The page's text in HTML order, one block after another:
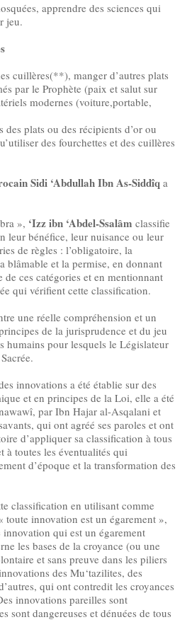
apprendre des sciences qui
jeu.
cuillères(**), manger d’autres plats
par le Prophète (paix et salut sur
modernes (voiture,portable,
plats ou des récipients d’or ou
des fourchettes et des cuillères
Sidi ‘Abdullah Ibn As-Siddîq a
», ‘Izz ibn ‘Abdel-Ssalâm classifie
leur bénéfice, leur nuisance ou leur
de règles : l’obligatoire, la
blâmable et la permise, en donnant
de ces catégories et en mentionnant
qui vérifient cette classification.
une réelle compréhension et un
de la jurisprudence et du jeu
humains pour lesquels le Législateur
innovations a été établie sur des
et en principes de la Loi, elle a été
par Ibn Hajar al-Asqalani et
qui ont agréé ses paroles et ont
d’appliquer sa classification à tous
à toutes les éventualités qui
d’époque et la transformation des
classification en utilisant comme
innovation est un égarement »,
qui est un égarement
les bases de la croyance (ou une
et sans preuve dans les piliers
des Mu‘tazilites, des
qui ont contredit les croyances
innovations pareilles sont
sont dangereuses et dénuées de tous